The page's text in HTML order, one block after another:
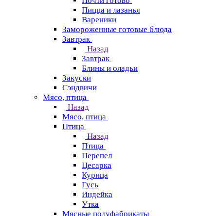
Пицца и лазанья
Вареники
Замороженные готовые блюда
Завтрак
Назад
Завтрак
Блины и оладьи
Закуски
Сэндвичи
Мясо, птица
Назад
Мясо, птица
Птица
Назад
Птица
Перепел
Цесарка
Курица
Гусь
Индейка
Утка
Мясные полуфабрикаты